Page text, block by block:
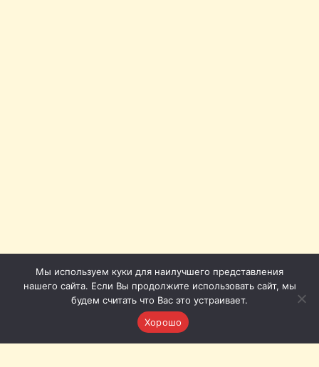
Мы используем куки для наилучшего представления
нашего сайта. Если Вы продолжите использовать сайт, мы
будем считать что Вас это устраивает.
Хорошо